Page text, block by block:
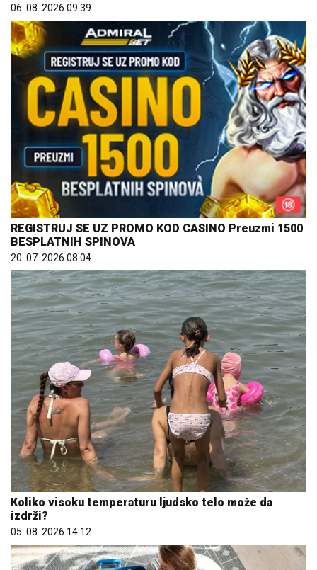
06. 08. 2026 09:39
REGISTRUJ SE UZ PROMO KOD CASINO Preuzmi 1500
BESPLATNIH SPINOVA
20. 07. 2026 08:04
Koliko visoku temperaturu ljudsko telo može da
izdrži?
05. 08. 2026 14:12